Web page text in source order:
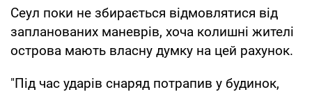
Сеул поки не збирається відмовлятися від
запланованих маневрів, хоча колишні жителі
острова мають власну думку на цей рахунок.
"Під час ударів снаряд потрапив у будинок,